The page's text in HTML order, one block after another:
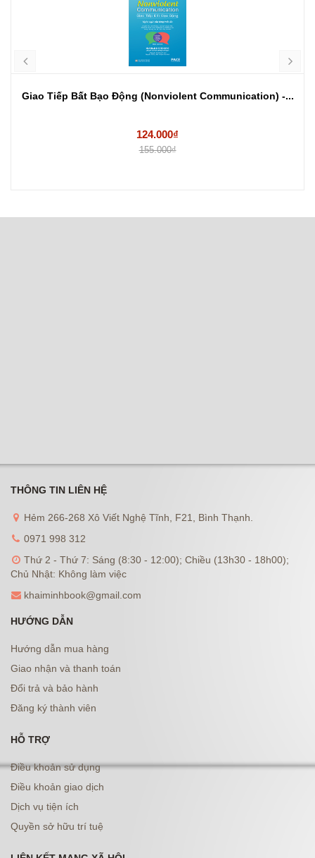
Giao Tiếp Bất Bạo Động (Nonviolent Communication) -...
124.000₫
155.000₫
THÔNG TIN LIÊN HỆ
Hẻm 266-268 Xô Viết Nghệ Tĩnh, F21, Bình Thạnh.
0971 998 312
Thứ 2 - Thứ 7: Sáng (8:30 - 12:00); Chiều (13h30 - 18h00);
Chủ Nhật: Không làm việc
khaiminhbook@gmail.com
HƯỚNG DẪN
Hướng dẫn mua hàng
Giao nhận và thanh toán
Đổi trả và bảo hành
Đăng ký thành viên
HỖ TRỢ
Điều khoản sử dụng
Điều khoản giao dịch
Dịch vụ tiện ích
Quyền sở hữu trí tuệ